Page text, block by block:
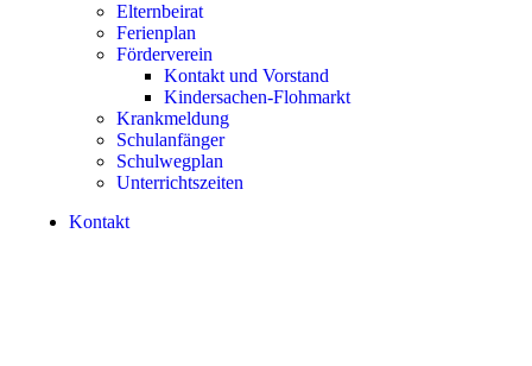
Elternbeirat
Ferienplan
Förderverein
Kontakt und Vorstand
Kindersachen-Flohmarkt
Krankmeldung
Schulanfänger
Schulwegplan
Unterrichtszeiten
Kontakt